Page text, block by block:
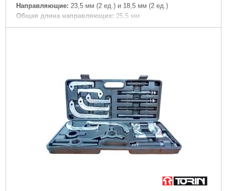
Направляющие: 23,5 мм (2 ед.) и 18,5 мм (2 ед.)
Общая длина направляющих: 25,5 мм